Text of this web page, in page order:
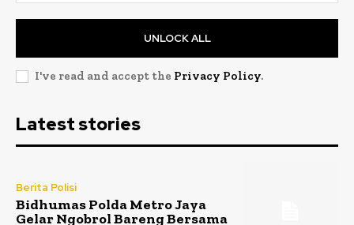
UNLOCK ALL
I've read and accept the Privacy Policy.
Latest stories
Berita Polisi
Bidhumas Polda Metro Jaya
Gelar Ngobrol Bareng Bersama